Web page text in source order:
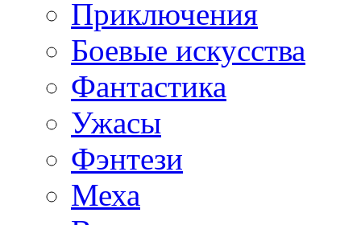
Приключения
Боевые искусства
Фантастика
Ужасы
Фэнтези
Меха